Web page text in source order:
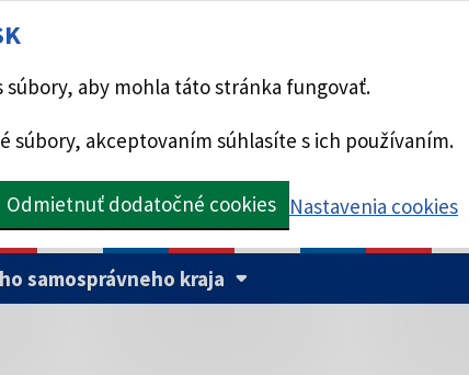
súbory, aby mohla táto stránka fungovať.
súbory, akceptovaním súhlasíte s ich používaním.
Odmietnuť dodatočné cookies Nastavenia cookies
samosprávneho kraja
Táto